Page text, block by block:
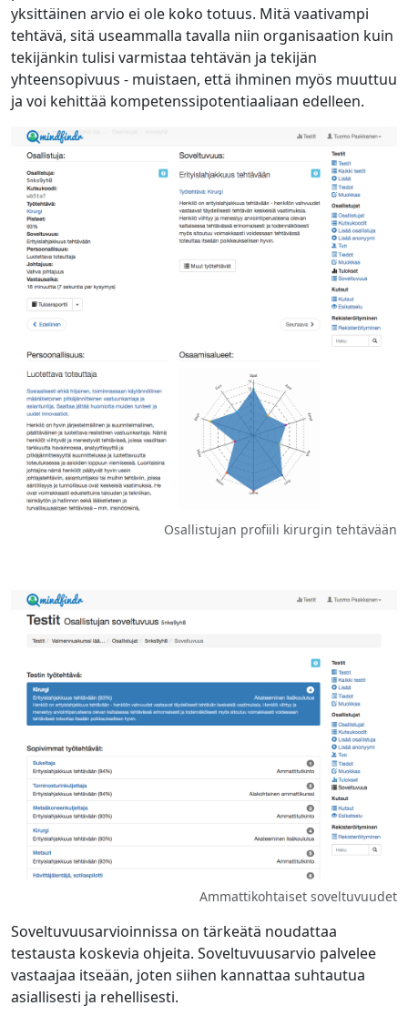
yksittäinen arvio ei ole koko totuus. Mitä vaativampi
tehtävä, sitä useammalla tavalla niin organisaation kuin
tekijänkin tulisi varmistaa tehtävän ja tekijän
yhteensopivuus - muistaen, että ihminen myös muuttuu
ja voi kehittää kompetenssipotentiaaliaan edelleen.
Osallistujan profiili kirurgin tehtävään
Ammattikohtaiset soveltuvuudet
Soveltuvuusarvioinnissa on tärkeätä noudattaa
testausta koskevia ohjeita. Soveltuvuusarvio palvelee
vastaajaa itseään, joten siihen kannattaa suhtautua
asiallisesti ja rehellisesti.